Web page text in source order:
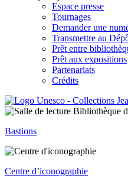
Espace presse
Tournages
Demander une
Transmettre au
Prêt entre
Prêt aux expositions
Partenariats
Crédits
Bastions
Centre d’iconographie